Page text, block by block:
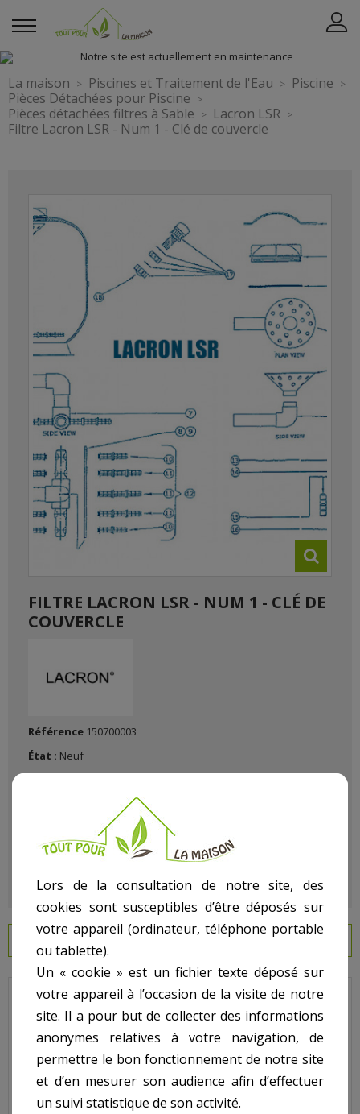
La maison Piscines et Traitement de l'Eau
Piscine
Pièces Détachées pour Piscine
Pièces détachées filtres à Sable
Lacron LSR
Filtre Lacron LSR - Num 1 - Clé de couvercle
FILTRE LACRON LSR - NUM 1 - CLÉ DE
COUVERCLE
Référence 150700003
État : Neuf
EN SAVOIR PLUS
Lacron - Pour Filtre Lacron LSR - N° 1 - Clé de couvercle
Sur image , N° 1
Lors de la consultation de notre site, des
cookies sont susceptibles d’être déposés sur
votre appareil (ordinateur, téléphone portable
ou tablette).
Un « cookie » est un fichier texte déposé sur
votre appareil à l’occasion de la visite de notre
site. Il a pour but de collecter des informations
anonymes relatives à votre navigation, de
permettre le bon fonctionnement de notre site
et d’en mesurer son audience afin d’effectuer
un suivi statistique de son activité.